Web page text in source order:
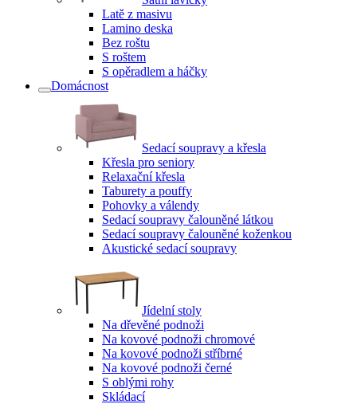
Latě z masivu
Lamino deska
Bez roštu
S roštem
S opěradlem a háčky
Domácnost
Sedací soupravy a křesla
Křesla pro seniory
Relaxační křesla
Taburety a pouffy
Pohovky a válendy
Sedací soupravy čalouněné látkou
Sedací soupravy čalouněné koženkou
Akustické sedací soupravy
Jídelní stoly
Na dřevěné podnoži
Na kovové podnoži chromové
Na kovové podnoži stříbrné
Na kovové podnoži černé
S oblými rohy
Skládací